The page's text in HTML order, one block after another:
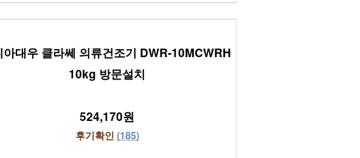
아대우 클라쎄 의류건조기 DWR-10MCWRH
10kg 방문설치
524,170원
후기확인 (185)